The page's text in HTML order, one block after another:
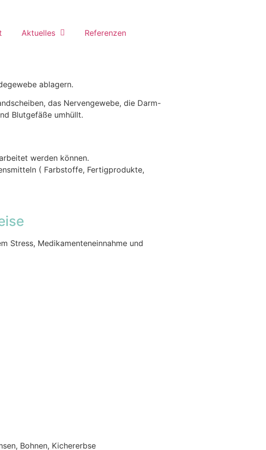
Aktuelles Referenzen
ablagern.
das Nervengewebe, die Darm-
Blutgefäße umhüllt.
werden können.
( Farbstoffe, Fertigprodukte,
Stress, Medikamenteneinnahme und
Bohnen, Kichererbse